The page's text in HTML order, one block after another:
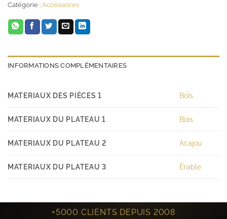
Catégorie : Accessoires
INFORMATIONS COMPLÉMENTAIRES
MATERIAUX DES PIÈCES 1 Bois
MATERIAUX DU PLATEAU 1 Bois
MATERIAUX DU PLATEAU 2 Acajou
MATERIAUX DU PLATEAU 3 Érable
+5000 CLIENTS DEPUIS 2008